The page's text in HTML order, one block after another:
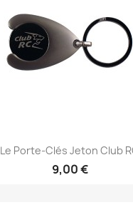
Le Porte-Clés Jeton Club
9,00 €